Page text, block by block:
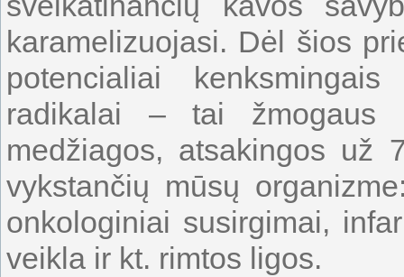
karamelizuojasi. Dėl šios
potencialiai
radikalai – tai žmogaus
medžiagos, atsakingos už
vykstančių mūsų
onkologiniai susirgimai,
veikla ir kt. rimtos ligos.